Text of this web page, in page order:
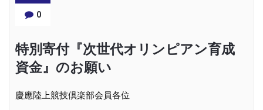
0
特別寄付『次世代オリンピアン育成
資金』のお願い
慶應陸上競技倶楽部会員各位